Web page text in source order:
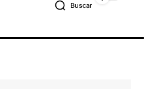
Buscar